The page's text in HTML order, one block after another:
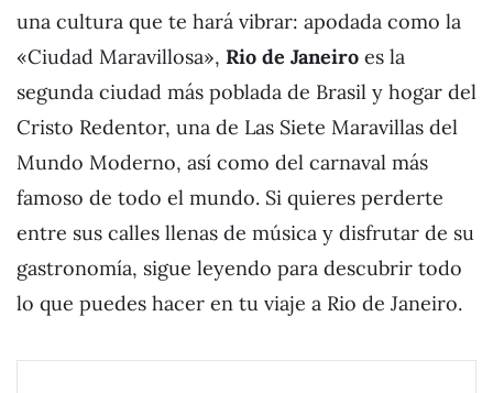
una cultura que te hará vibrar: apodada como la
«Ciudad Maravillosa», Rio de Janeiro es la
segunda ciudad más poblada de Brasil y hogar del
Cristo Redentor, una de Las Siete Maravillas del
Mundo Moderno, así como del carnaval más
famoso de todo el mundo. Si quieres perderte
entre sus calles llenas de música y disfrutar de su
gastronomía, sigue leyendo para descubrir todo
lo que puedes hacer en tu viaje a Rio de Janeiro.